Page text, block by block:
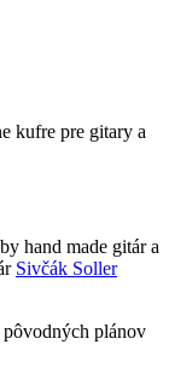
kufre pre gitary a
hand made gitár a
Sivčák Soller
plánov